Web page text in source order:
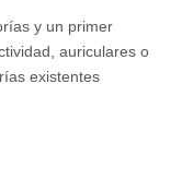
y un primer
auriculares o
existentes